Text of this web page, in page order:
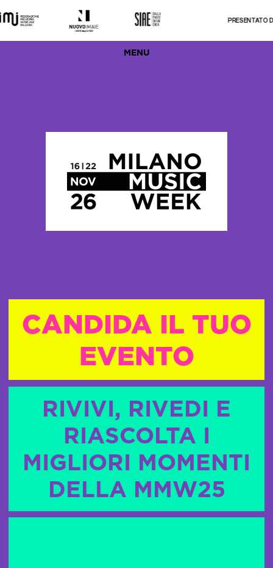
PRESENTATO DA
MENU
CANDIDA IL TUO
EVENTO
RIVIVI, RIVEDI E
RIASCOLTA I
MIGLIORI MOMENTI
DELLA MMW25